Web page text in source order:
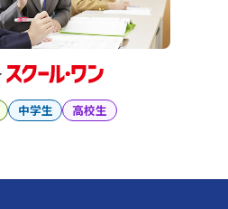
中学生 高校生